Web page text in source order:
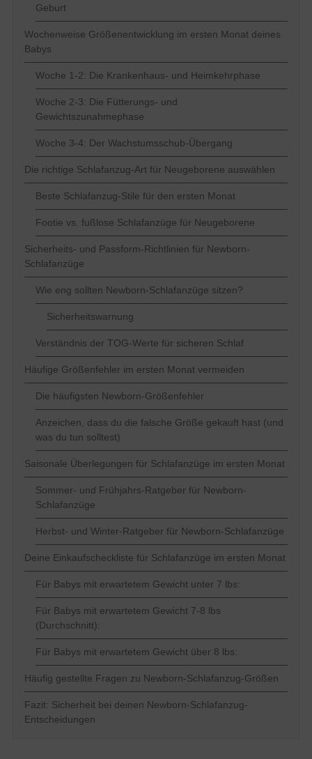
Geburt
Wochenweise Größenentwicklung im ersten Monat deines
Babys
Woche 1-2: Die Krankenhaus- und Heimkehrphase
Woche 2-3: Die Fütterungs- und
Gewichtszunahmephase
Woche 3-4: Der Wachstumsschub-Übergang
Die richtige Schlafanzug-Art für Neugeborene auswählen
Beste Schlafanzug-Stile für den ersten Monat
Footie vs. fußlose Schlafanzüge für Neugeborene
Sicherheits- und Passform-Richtlinien für Newborn-
Schlafanzüge
Wie eng sollten Newborn-Schlafanzüge sitzen?
Sicherheitswarnung
Verständnis der TOG-Werte für sicheren Schlaf
Häufige Größenfehler im ersten Monat vermeiden
Die häufigsten Newborn-Größenfehler
Anzeichen, dass du die falsche Größe gekauft hast (und
was du tun solltest)
Saisonale Überlegungen für Schlafanzüge im ersten Monat
Sommer- und Frühjahrs-Ratgeber für Newborn-
Schlafanzüge
Herbst- und Winter-Ratgeber für Newborn-Schlafanzüge
Deine Einkaufscheckliste für Schlafanzüge im ersten Monat
Für Babys mit erwartetem Gewicht unter 7 lbs:
Für Babys mit erwartetem Gewicht 7-8 lbs
(Durchschnitt):
Für Babys mit erwartetem Gewicht über 8 lbs:
Häufig gestellte Fragen zu Newborn-Schlafanzug-Größen
Fazit: Sicherheit bei deinen Newborn-Schlafanzug-
Entscheidungen